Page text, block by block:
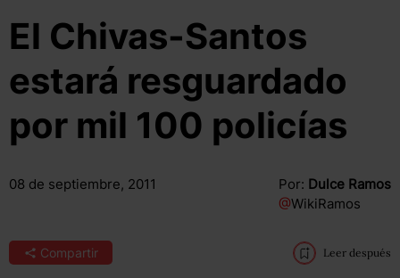
El Chivas-Santos
estará resguardado
por mil 100 policías
08 de septiembre, 2011 Por: Dulce Ramos
@WikiRamos
Compartir Leer después